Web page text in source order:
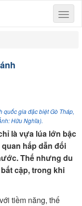
quốc gia đặc biệt Gò Tháp,
Hữu Nghĩa).
là vựa lúa lớn bậc
hấp dẫn đối
Thế nhưng du
cập, trong khi
tiềm năng, thế